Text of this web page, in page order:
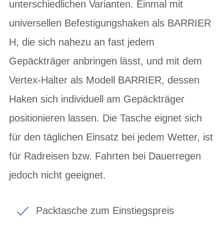
unterschiedlichen Varianten. Einmal mit
universellen Befestigungshaken als BARRIER
H, die sich nahezu an fast jedem
Gepäckträger anbringen lässt, und mit dem
Vertex-Halter als Modell BARRIER, dessen
Haken sich individuell am Gepäckträger
positionieren lassen. Die Tasche eignet sich
für den täglichen Einsatz bei jedem Wetter, ist
für Radreisen bzw. Fahrten bei Dauerregen
jedoch nicht geeignet.
Packtasche zum Einstiegspreis